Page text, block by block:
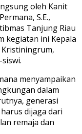
oleh Kanit
S.E.,
Tanjung Riau
kegiatan ini Kepala
Kristiningrum,
menyampaikan
dalam
generasi
dijaga dari
remaja dan